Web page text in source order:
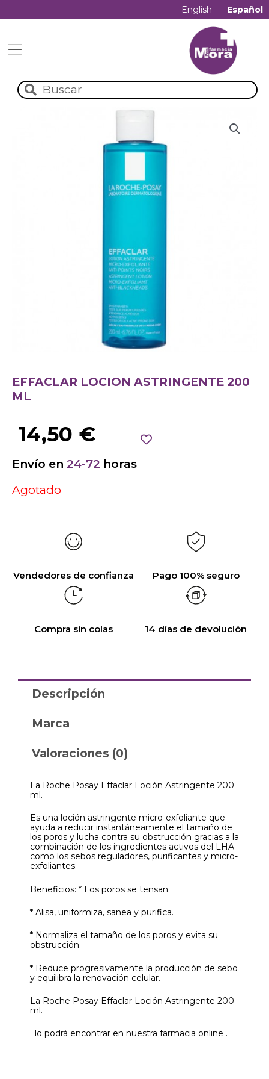
English Español
EFFACLAR LOCION ASTRINGENTE 200
ML
14,50 €
Envío en 24-72 horas
Agotado
Vendedores de confianza Pago 100% seguro
Compra sin colas 14 días de devolución
Descripción
Marca
Valoraciones (0)
La Roche Posay Effaclar Loción Astringente 200
ml.
Es una loción astringente micro-exfoliante que
ayuda a reducir instantáneamente el tamaño de
los poros y lucha contra su obstrucción gracias a la
combinación de los ingredientes activos del LHA
como los sebos reguladores, purificantes y micro-
exfoliantes.
Beneficios: * Los poros se tensan.
* Alisa, uniformiza, sanea y purifica.
* Normaliza el tamaño de los poros y evita su
obstrucción.
* Reduce progresivamente la producción de sebo
y equilibra la renovación celular.
La Roche Posay Effaclar Loción Astringente 200
ml.
lo podrá encontrar en nuestra farmacia online .